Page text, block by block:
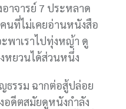
าจารย์ 7 ประหลาด
นที่ไม่เคยอ่านหนังสือ
พาเราไปทุ่งหญ้า ดู
หยวนได้ส่วนหนึ่ง
ธรรม ฉากต่อสู้ปล่อย
อดีตสมัยดูหนังกำลัง